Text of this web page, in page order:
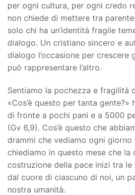
per ogni cultura, per ogni credo
non chiede di mettere tra
solo chi ha un’identità fragile
dialogo. Un cristiano sincero e
dialogo l’occasione per crescere
può rappresentare l’altro.
Sentiamo la pochezza e fragilità
«Cos’è questo per tanta
di fronte a pochi pani e a 5000
(Gv 6,9). Cos’è questo che
drammi che vediamo ogni giorno
chiediamo in questo mese che la
costruzione della pace inizi tra le
dal cuore di ciascuno di noi, un
nostra umanità.